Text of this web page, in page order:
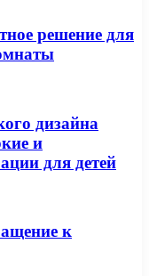
решение для
дизайна
и
для детей
к